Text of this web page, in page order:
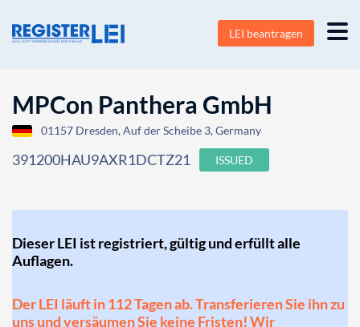
LEI beantragen
MPCon Panthera GmbH
01157 Dresden, Auf der Scheibe 3, Germany
391200HAU9AXR1DCTZ21 ISSUED
Dieser LEI ist registriert, gültig und erfüllt alle
Auflagen.
Der LEI läuft in 112 Tagen ab. Transferieren Sie ihn zu
uns und versäumen Sie keine Fristen! Wir